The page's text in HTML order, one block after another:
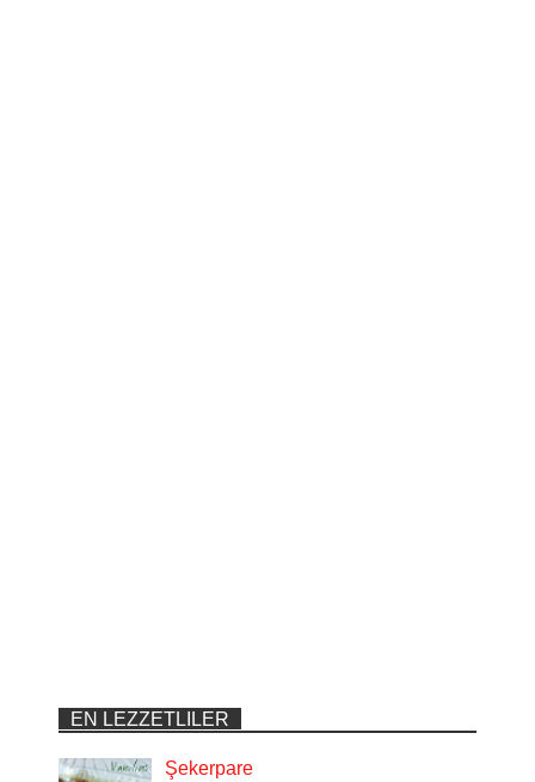
EN LEZZETLILER
Şekerpare